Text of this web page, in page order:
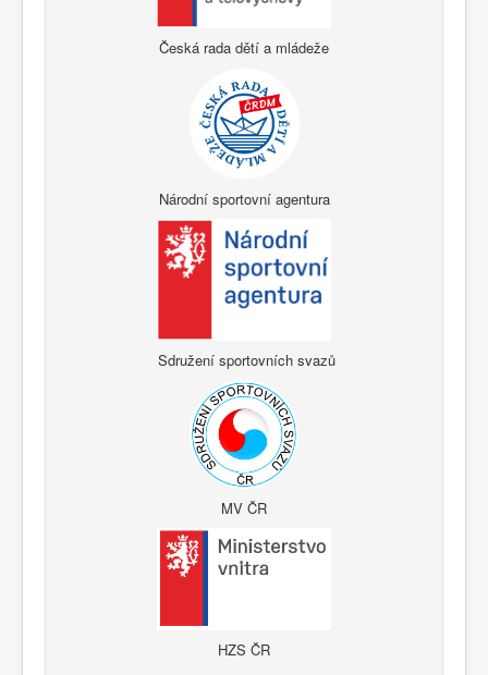
Česká rada dětí a mládeže
Národní sportovní agentura
Sdružení sportovních svazů
MV ČR
HZS ČR